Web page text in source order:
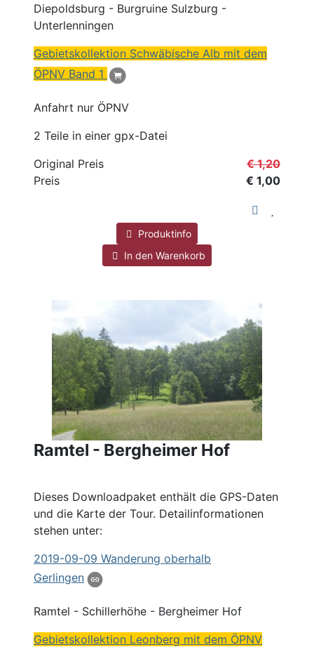
Diepoldsburg - Burgruine Sulzburg -
Unterlenningen
Gebietskollektion Schwäbische Alb mit dem
ÖPNV Band 1
Anfahrt nur ÖPNV
2 Teile in einer gpx-Datei
Original Preis
€ 1,20
Preis
€ 1,00
Produktinfo
In den Warenkorb
Ramtel - Bergheimer Hof
Dieses Downloadpaket enthält die GPS-Daten
und die Karte der Tour. Detailinformationen
stehen unter:
2019-09-09 Wanderung oberhalb
Gerlingen
Ramtel - Schillerhöhe - Bergheimer Hof
Gebietskollektion Leonberg mit dem ÖPNV